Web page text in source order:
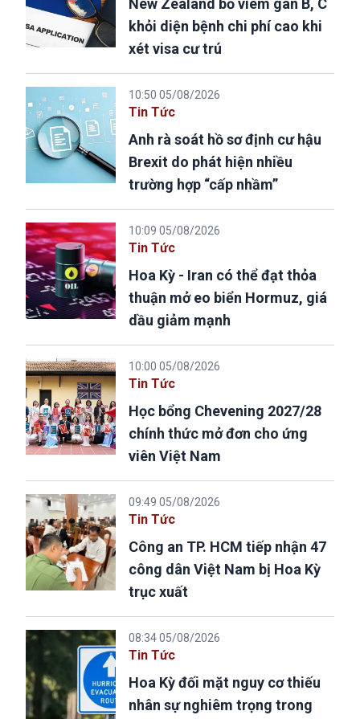
khỏi diện bệnh chi phí cao khi
xét visa cư trú
10:50 05/08/2026
Tin Tức
Anh rà soát hồ sơ định cư hậu
Brexit do phát hiện nhiều
trường hợp “cấp nhầm”
10:09 05/08/2026
Tin Tức
Hoa Kỳ - Iran có thể đạt thỏa
thuận mở eo biển Hormuz, giá
dầu giảm mạnh
10:00 05/08/2026
Tin Tức
Học bổng Chevening 2027/28
chính thức mở đơn cho ứng
viên Việt Nam
09:49 05/08/2026
Tin Tức
Công an TP. HCM tiếp nhận 47
công dân Việt Nam bị Hoa Kỳ
trục xuất
08:34 05/08/2026
Tin Tức
Hoa Kỳ đối mặt nguy cơ thiếu
nhân sự nghiêm trọng trong